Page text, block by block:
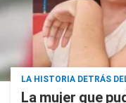
LA HISTORIA DETRÁS
La mujer que